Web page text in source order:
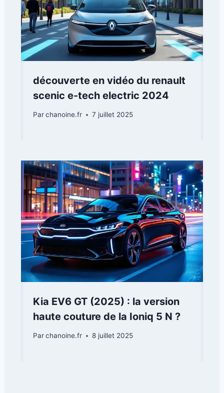
découverte en vidéo du renault
scenic e-tech electric 2024
Parchanoine.fr 7 juillet 2025
Kia EV6 GT (2025) : la version
haute couture de la Ioniq 5 N ?
Parchanoine.fr 8 juillet 2025